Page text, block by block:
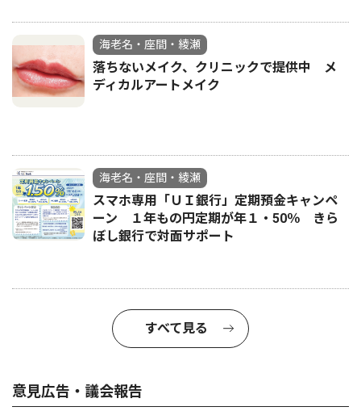
海老名・座間・綾瀬
落ちないメイク、クリニックで提供中 メ
ディカルアートメイク
海老名・座間・綾瀬
スマホ専用「ＵＩ銀行」定期預金キャンペ
ーン １年もの円定期が年１・50％ きら
ぼし銀行で対面サポート
すべて見る
意見広告・議会報告